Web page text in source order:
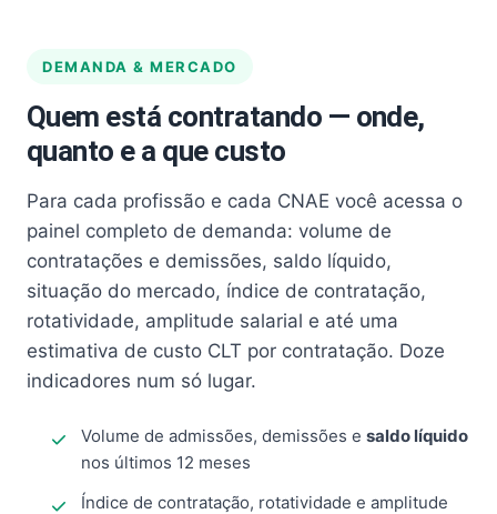
DEMANDA & MERCADO
Quem está contratando — onde,
quanto e a que custo
Para cada profissão e cada CNAE você acessa o
painel completo de demanda: volume de
contratações e demissões, saldo líquido,
situação do mercado, índice de contratação,
rotatividade, amplitude salarial e até uma
estimativa de custo CLT por contratação. Doze
indicadores num só lugar.
Volume de admissões, demissões e saldo líquido
nos últimos 12 meses
Índice de contratação, rotatividade e amplitude